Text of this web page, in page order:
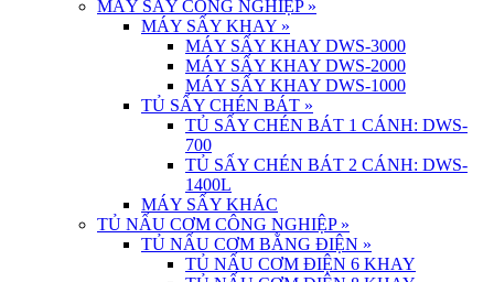
MÁY SẤY CÔNG NGHIỆP »
MÁY SẤY KHAY »
MÁY SẤY KHAY DWS-3000
MÁY SẤY KHAY DWS-2000
MÁY SẤY KHAY DWS-1000
TỦ SẤY CHÉN BÁT »
TỦ SẤY CHÉN BÁT 1 CÁNH: DWS-
700
TỦ SẤY CHÉN BÁT 2 CÁNH: DWS-
1400L
MÁY SẤY KHÁC
TỦ NẤU CƠM CÔNG NGHIỆP »
TỦ NẤU CƠM BẰNG ĐIỆN »
TỦ NẤU CƠM ĐIỆN 6 KHAY